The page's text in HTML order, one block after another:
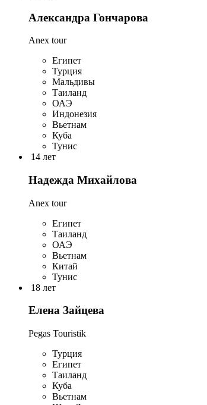
Александра Гончарова
Anex tour
Египет
Турция
Мальдивы
Таиланд
ОАЭ
Индонезия
Вьетнам
Куба
Тунис
14 лет
Надежда Михайлова
Anex tour
Египет
Таиланд
ОАЭ
Вьетнам
Китай
Тунис
18 лет
Елена Зайцева
Pegas Touristik
Турция
Египет
Таиланд
Куба
Вьетнам